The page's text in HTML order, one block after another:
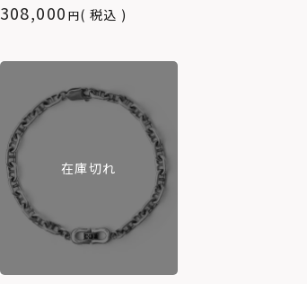
308,000 税込
在庫切れ